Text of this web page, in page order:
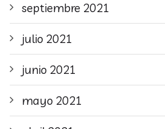
septiembre 2021
julio 2021
junio 2021
mayo 2021